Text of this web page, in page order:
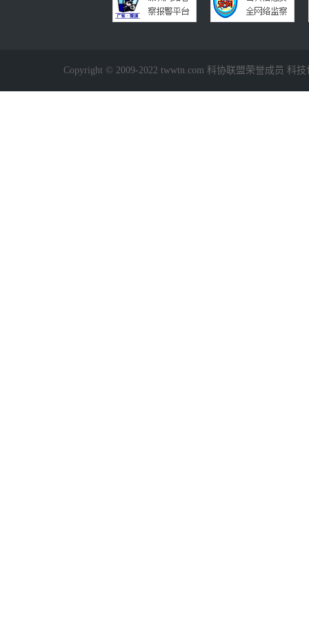
Copyright © 2009-2022 twwtn.com 科协联盟荣誉成员 科